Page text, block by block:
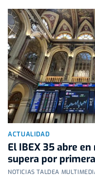
ACTUALIDAD
El IBEX 35 abre
supera por
NOTICIAS TALDEA